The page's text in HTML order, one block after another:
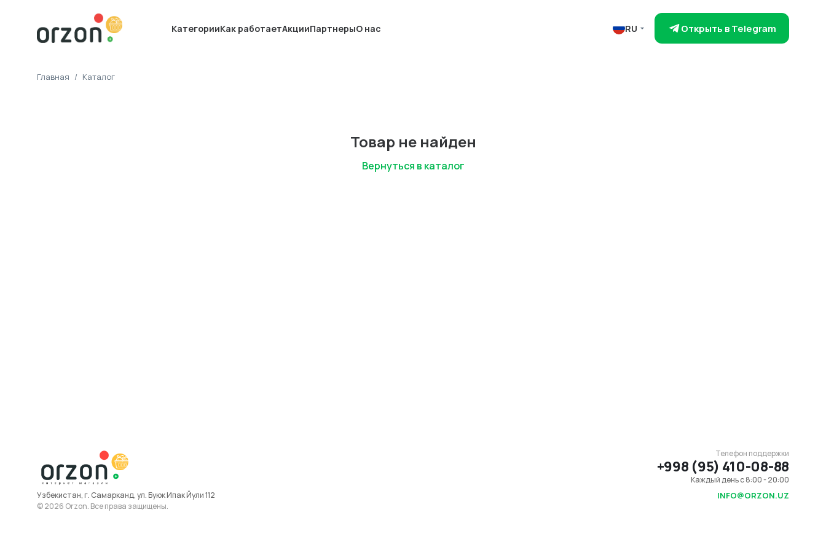
КатегорииКак работаетАкцииПартнерыО нас RU Открыть в Telegram
Главная / Каталог
Товар не найден
Вернуться в каталог
Узбекистан, г. Самарканд, ул. Буюк Ипак Йули 112
© 2026 Orzon. Все права защищены.
Телефон поддержки
+998 (95) 410-08-88
Каждый день с 8:00 - 20:00
INFO@ORZON.UZ